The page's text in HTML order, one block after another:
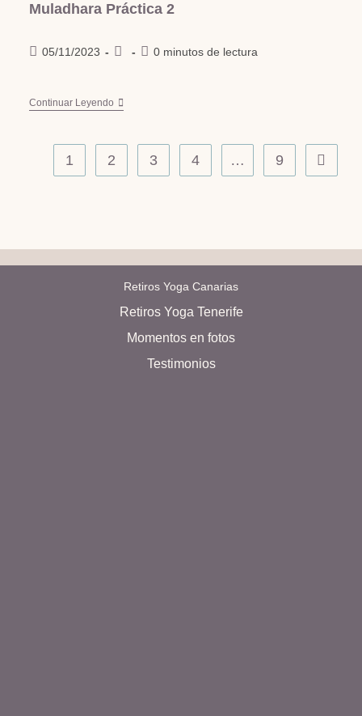
Muladhara Práctica 2
05/11/2023 0 minutos de lectura
Continuar Leyendo
1 2 3 4 … 9
Retiros Yoga Canarias
Retiros Yoga Tenerife
Momentos en fotos
Testimonios